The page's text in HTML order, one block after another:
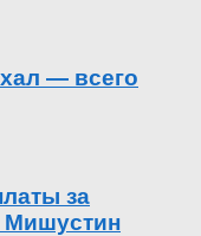
— всего
за
Мишустин